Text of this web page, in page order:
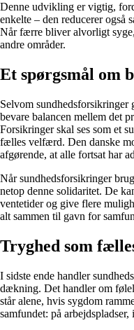
Denne udvikling er vigtig,
enkelte – den reducerer også
Når færre bliver alvorligt
andre områder.
Et spørgsmål om
Selvom sundhedsforsikringer
bevare balancen mellem det
Forsikringer skal ses som et
fælles velfærd. Den danske
afgørende, at alle fortsat har
Når sundhedsforsikringer
netop denne solidaritet. De
ventetider og give flere
alt sammen til gavn for
Tryghed som
I sidste ende handler
dækning. Det handler om
står alene, hvis sygdom
samfundet: på